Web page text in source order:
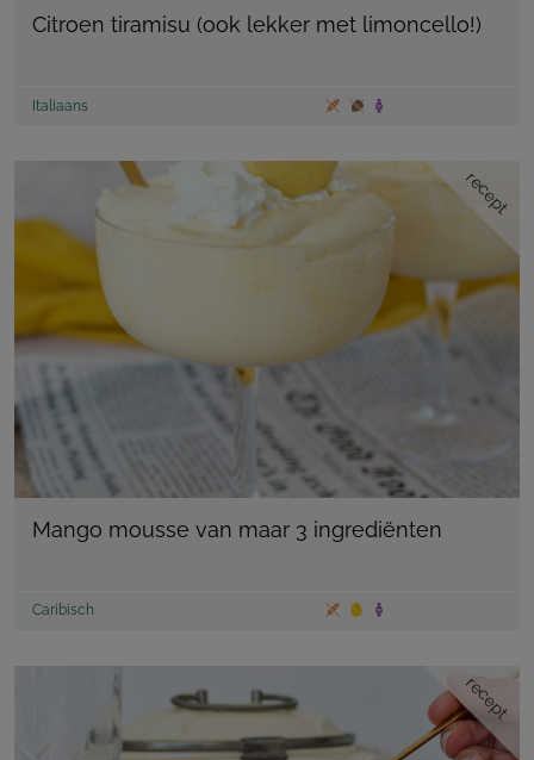
Citroen tiramisu (ook lekker met limoncello!)
Italiaans
recept
Mango mousse van maar 3 ingrediënten
Caribisch
recept